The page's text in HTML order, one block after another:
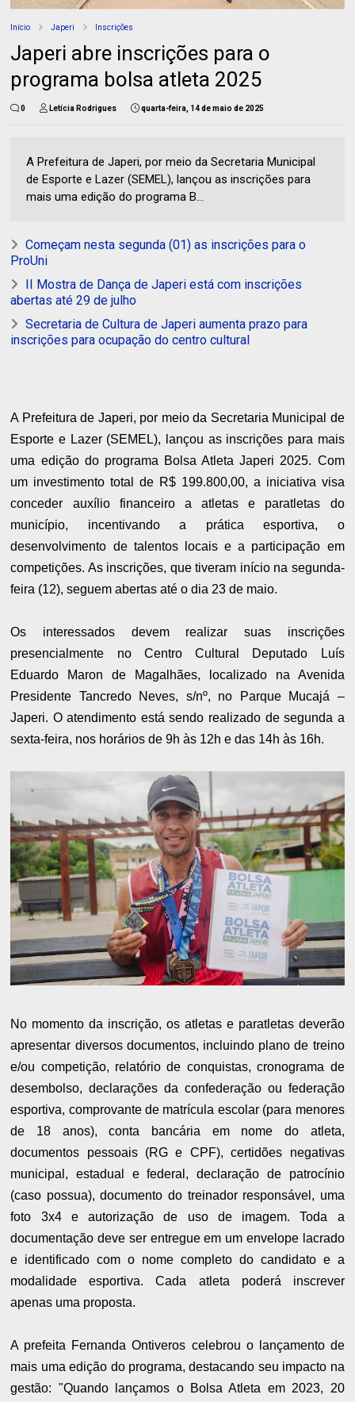
Início Japeri Inscrições
Japeri abre inscrições para o
programa bolsa atleta 2025
0 Letícia Rodrigues quarta-feira, 14 de maio de 2025
A Prefeitura de Japeri, por meio da Secretaria Municipal
de Esporte e Lazer (SEMEL), lançou as inscrições para
mais uma edição do programa B...
Começam nesta segunda (01) as inscrições para o
ProUni
II Mostra de Dança de Japeri está com inscrições
abertas até 29 de julho
Secretaria de Cultura de Japeri aumenta prazo para
inscrições para ocupação do centro cultural
A Prefeitura de Japeri, por meio da Secretaria Municipal de
Esporte e Lazer (SEMEL), lançou as inscrições para mais
uma edição do programa Bolsa Atleta Japeri 2025. Com
um investimento total de R$ 199.800,00, a iniciativa visa
conceder auxílio financeiro a atletas e paratletas do
município, incentivando a prática esportiva, o
desenvolvimento de talentos locais e a participação em
competições. As inscrições, que tiveram início na segunda-
feira (12), seguem abertas até o dia 23 de maio.
Os interessados devem realizar suas inscrições
presencialmente no Centro Cultural Deputado Luís
Eduardo Maron de Magalhães, localizado na Avenida
Presidente Tancredo Neves, s/nº, no Parque Mucajá –
Japeri. O atendimento está sendo realizado de segunda a
sexta-feira, nos horários de 9h às 12h e das 14h às 16h.
No momento da inscrição, os atletas e paratletas deverão
apresentar diversos documentos, incluindo plano de treino
e/ou competição, relatório de conquistas, cronograma de
desembolso, declarações da confederação ou federação
esportiva, comprovante de matrícula escolar (para menores
de 18 anos), conta bancária em nome do atleta,
documentos pessoais (RG e CPF), certidões negativas
municipal, estadual e federal, declaração de patrocínio
(caso possua), documento do treinador responsável, uma
foto 3x4 e autorização de uso de imagem. Toda a
documentação deve ser entregue em um envelope lacrado
e identificado com o nome completo do candidato e a
modalidade esportiva. Cada atleta poderá inscrever
apenas uma proposta.
A prefeita Fernanda Ontiveros celebrou o lançamento de
mais uma edição do programa, destacando seu impacto na
gestão: "Quando lançamos o Bolsa Atleta em 2023, 20